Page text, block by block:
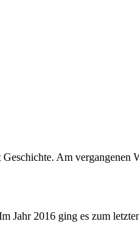
Am vergangenen
Jahr 2016 ging es zum